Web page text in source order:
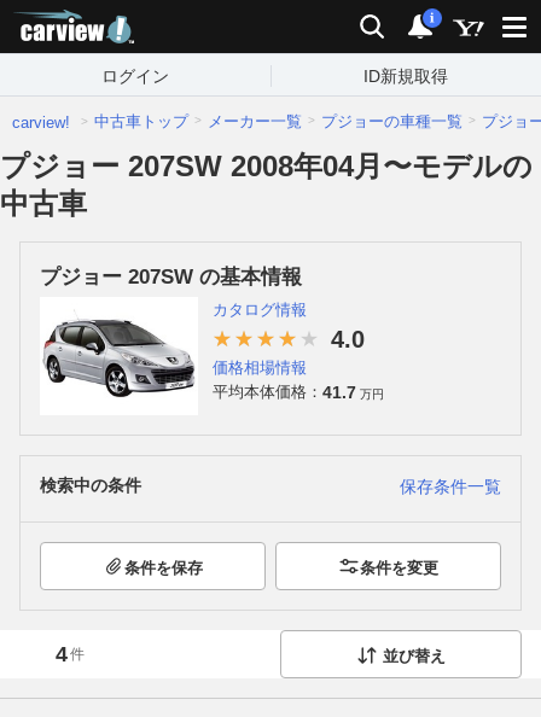
検索 通知
i
ログイン ID新規取得
carview! 中古車トップ メーカー一覧 プジョーの車種一覧 プジョ
プジョー 207SW 2008年04月〜モデルの
中古車
プジョー 207SW の基本情報
カタログ情報
4.0
価格相場情報
平均本体価格： 41.7 万円
検索中の条件 保存条件一覧
条件を保存 条件を変更
4件 並び替え